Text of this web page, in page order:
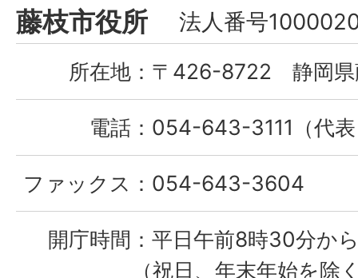
Fujieda
City
藤枝市役所 法人番号
所在地： 〒426-8722 静岡県
電話： 054-643-3111（代
ファックス： 054-643-3604
開庁時間： 平日午前8時30分か
（祝日、年末年始を除